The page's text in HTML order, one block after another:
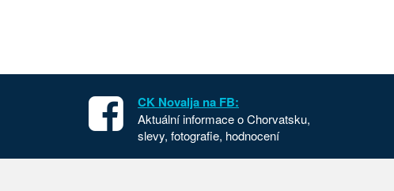
CK Novalja na FB:
Aktuální informace o Chorvatsku,
slevy, fotografie, hodnocení